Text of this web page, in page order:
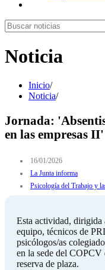
Noticia
Inicio/
Noticia/
Jornada:
en las empresas II'
16/01/2026
La Junta informa
Psicología del Trabajo y
Esta actividad, dirigida
equipo, técnicos de
psicólogos/as
en la sede del COPCV
reserva de plaza.